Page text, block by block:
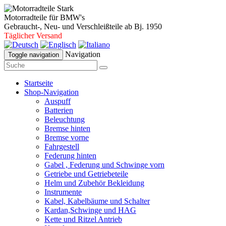
Motorradteile für BMW's
Gebraucht-, Neu- und Verschleißteile ab Bj. 1950
Täglicher Versand
Toggle navigation Navigation
Startseite
Shop-Navigation
Auspuff
Batterien
Beleuchtung
Bremse hinten
Bremse vorne
Fahrgestell
Federung hinten
Gabel , Federung und Schwinge vorn
Getriebe und Getriebeteile
Helm und Zubehör Bekleidung
Instrumente
Kabel, Kabelbäume und Schalter
Kardan,Schwinge und HAG
Kette und Ritzel Antrieb